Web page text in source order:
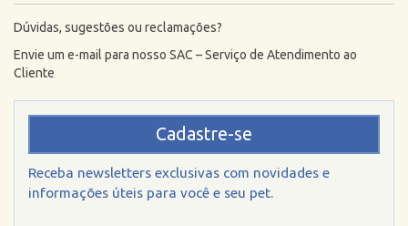
Dúvidas, sugestões ou reclamações?
Envie um e-mail para nosso SAC – Serviço de Atendimento ao
Cliente
Cadastre-se
Receba newsletters exclusivas com novidades e
informações úteis para você e seu pet.